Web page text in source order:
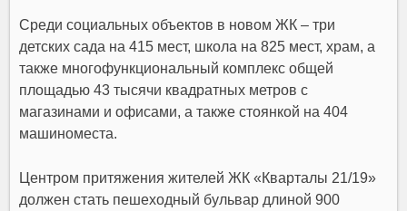
Среди социальных объектов в новом ЖК – три
детских сада на 415 мест, школа на 825 мест, храм, а
также многофункциональный комплекс общей
площадью 43 тысячи квадратных метров с
магазинами и офисами, а также стоянкой на 404
машиноместа.
Центром притяжения жителей ЖК «Кварталы 21/19»
должен стать пешеходный бульвар длиной 900